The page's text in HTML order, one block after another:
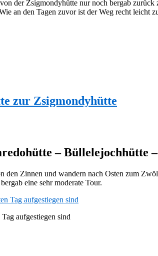
der Zsigmondyhütte nur noch bergab
an den Tagen zuvor ist der Weg recht leicht
zur Zsigmondyhütte
– Büllelejochhütte
Zinnen und wandern nach Osten zum
eine sehr moderate Tour.
aufgestiegen sind